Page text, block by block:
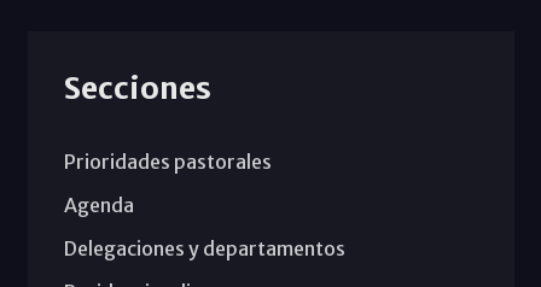
Secciones
Prioridades pastorales
Agenda
Delegaciones y departamentos